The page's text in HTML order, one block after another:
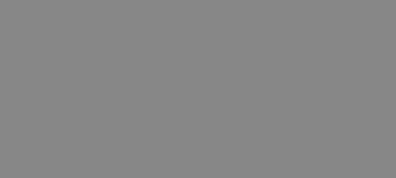
delle
delle
nei siti; può
la nuova